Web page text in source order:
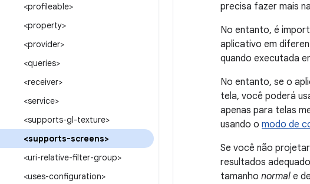
<profileable>
<property>
<provider>
<queries>
<receiver>
<service>
<supports-gl-texture>
<supports-screens>
<uri-relative-filter-group>
<uses-configuration>
precisa fazer mais
No entanto, é
aplicativo em
quando executada
No entanto, se o
tela, você poderá
apenas para telas
usando o modo de
Se você não
resultados
tamanho normal e